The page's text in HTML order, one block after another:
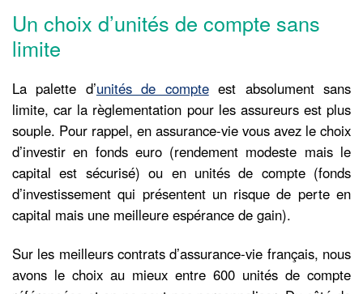
Un choix d’unités de compte sans
limite
La palette d’unités de compteest absolument sans
limite, car la règlementation pour les assureurs est plus
souple. Pour rappel, en assurance-vie vous avez le choix
d’investir en fonds euro (rendement modeste mais le
capital est sécurisé) ou en unités de compte (fonds
d’investissement qui présentent un risque de perte en
capital mais une meilleure espérance de gain).
Sur les meilleurs contrats d’assurance-vie français, nous
avons le choix au mieux entre 600 unités de compte